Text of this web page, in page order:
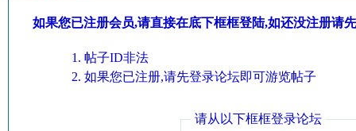
如果您已注册会员,请直接在底下框框登陆,如还没注册请
帖子ID非法
如果您已注册,请先登录论坛即可游览帖子
请从以下框框登录论坛